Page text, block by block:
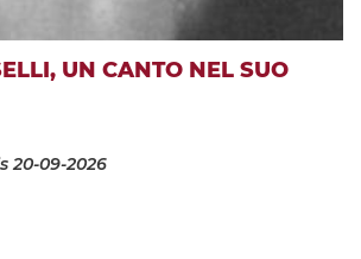
UN CANTO NEL SUO
20-09-2026